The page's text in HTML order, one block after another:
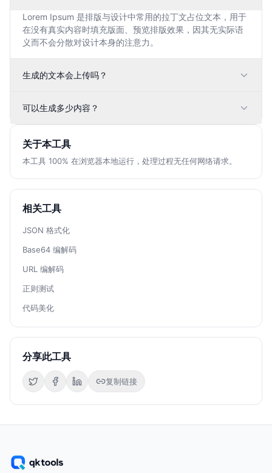
Lorem Ipsum 是排版与设计中常用的拉丁文占位文本，用于
在没有真实内容时填充版面、预览排版效果，因其无实际语
义而不会分散对设计本身的注意力。
生成的文本会上传吗？
可以生成多少内容？
关于本工具
本工具 100% 在浏览器本地运行，处理过程无任何网络请求。
相关工具
JSON 格式化
Base64 编解码
URL 编解码
正则测试
代码美化
分享此工具
复制链接